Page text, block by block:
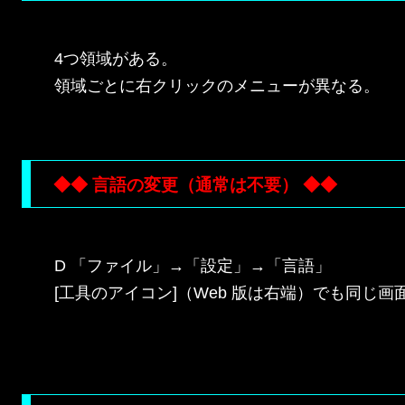
4つ領域がある。
領域ごとに右クリックのメニューが異なる。
◆◆ 言語の変更（通常は不要） ◆◆
D 「ファイル」→「設定」→「言語」
[工具のアイコン]（Web 版は右端）でも同じ画